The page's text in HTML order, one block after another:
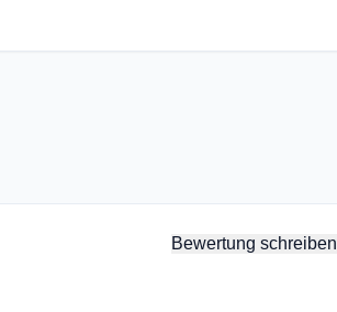
Bewertung schreiben